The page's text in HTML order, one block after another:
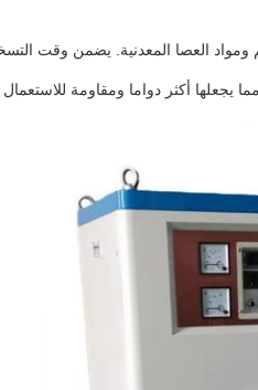
للتسخين من 0.1-2 ثانية ، اعتماداً على حجم ومواد العصا
أكثر دواما ومقاومة للاستعمال